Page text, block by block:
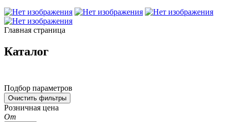
Главная страница
Каталог
Подбор параметров
Розничная цена
От